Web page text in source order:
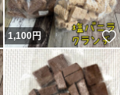
いいね！
1,100円